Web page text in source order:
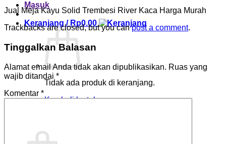
Masuk
Keranjang / Rp0.00
Tidak ada produk di keranjang.
Kembali ke toko
Jual Meja Kayu Solid Trembesi River Kaca Harga Murah
Trackbacks are closed, but you canpost a comment.
Tinggalkan Balasan
Alamat email Anda tidak akan dipublikasikan. Ruas yang
wajib ditandai *
Komentar *